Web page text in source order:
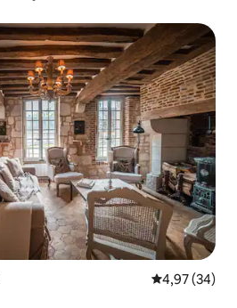
Середня
4,97 (34)